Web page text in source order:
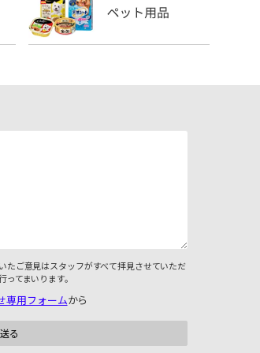
たご意見はスタッフがすべて拝見させていただ
てまいります。
専用フォームから